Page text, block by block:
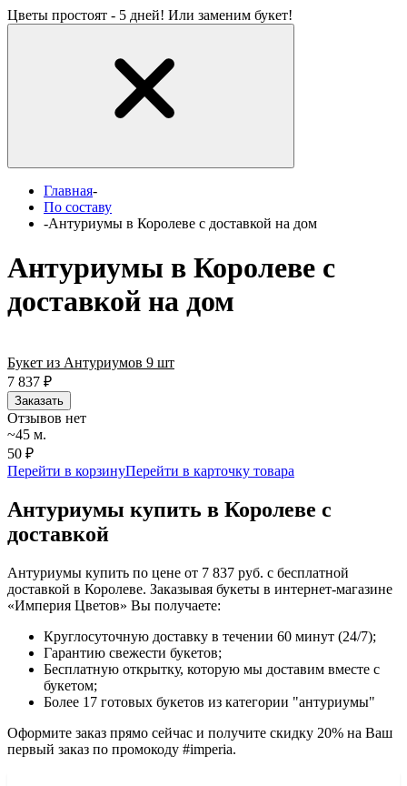
Цветы простоят - 5 дней! Или заменим букет!
Главная-
По составу
-Антуриумы в Королеве с доставкой на дом
Антуриумы в Королеве с
доставкой на дом
Букет из Антуриумов 9 шт
7 837 ₽
Заказать
Отзывов нет
~45 м.
50 ₽
Перейти в корзинуПерейти в карточку товара
Антуриумы купить в Королеве с
доставкой
Антуриумы купить по цене от 7 837 руб. с бесплатной
доставкой в Королеве. Заказывая букеты в интернет-магазине
«Империя Цветов» Вы получаете:
Круглосуточную доставку в течении 60 минут (24/7);
Гарантию свежести букетов;
Бесплатную открытку, которую мы доставим вместе с
букетом;
Более 17 готовых букетов из категории "антуриумы"
Оформите заказ прямо сейчас и получите скидку 20% на Ваш
первый заказ по промокоду #imperia.